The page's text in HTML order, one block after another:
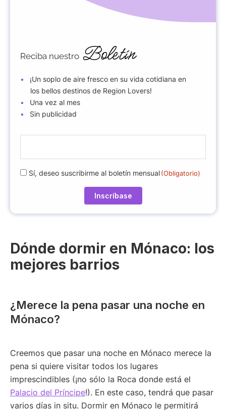
Reciba nuestro Boletín
¡Un soplo de aire fresco en su vida cotidiana en
los bellos destinos de Region Lovers!
Una vez al mes
Sin publicidad
m
li
g
a
ri
o
)
R
D
b
l
o
r
)
Sí, deseo suscribirme al boletín mensual(Obligatorio)
Dónde dormir en Mónaco: los
mejores barrios
¿Merece la pena pasar una noche en
Mónaco?
Creemos que pasar una noche en Mónaco merece la
pena si quiere visitar todos los lugares
imprescindibles (¡no sólo la Roca donde está el
Palacio del Príncipe!). En este caso, tendrá que pasar
varios días in situ. Dormir en Mónaco le permitirá